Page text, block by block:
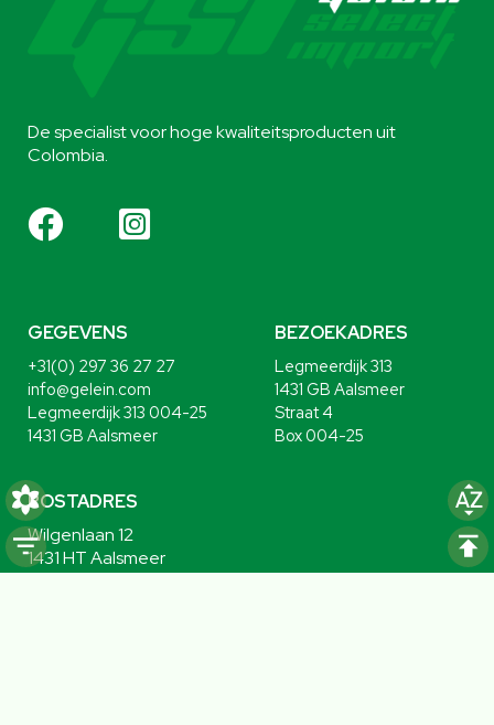
De specialist voor hoge kwaliteitsproducten uit
Colombia.
GEGEVENS
+31(0) 297 36 27 27
info@gelein.com
Legmeerdijk 313 004-25
1431 GB Aalsmeer
BEZOEKADRES
Legmeerdijk 313
1431 GB Aalsmeer
Straat 4
Box 004-25
POSTADRES
Wilgenlaan 12
1431 HT Aalsmeer